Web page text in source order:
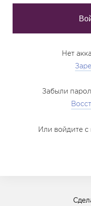
Нет
Забыли
Или войдите